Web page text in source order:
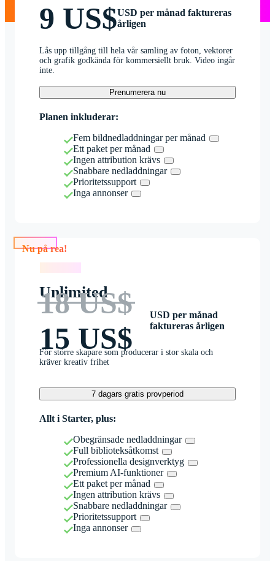
9 US$USD per månad faktureras
årligen
Lås upp tillgång till hela vår samling av foton, vektorer
och grafik godkända för kommersiellt bruk. Video ingår
inte.
Prenumerera nu
Planen inkluderar:
Fem bildnedladdningar per månad
Ett paket per månad
Ingen attribution krävs
Snabbare nedladdningar
Prioritetssupport
Inga annonser
Nu på rea!
Unlimited
18 US$
15 US$
USD per månad
faktureras årligen
För större skapare som producerar i stor skala och
kräver kreativ frihet
7 dagars gratis provperiod
Allt i Starter, plus:
Obegränsade nedladdningar
Full biblioteksåtkomst
Professionella designverktyg
Premium AI-funktioner
Ett paket per månad
Ingen attribution krävs
Snabbare nedladdningar
Prioritetssupport
Inga annonser